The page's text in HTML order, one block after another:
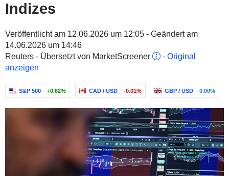
Indizes
Veröffentlicht am 12.06.2026 um 12:05 - Geändert am
14.06.2026 um 14:46
Reuters - Übersetzt von MarketScreener
- Original
anzeigen
S&P 500 +0.62% CAD / USD -0.01% GBP / USD 0.00%